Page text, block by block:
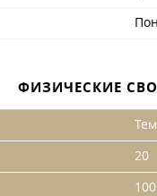
ФИЗИЧЕСКИЕ
20
100